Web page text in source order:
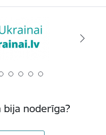
noderīga?